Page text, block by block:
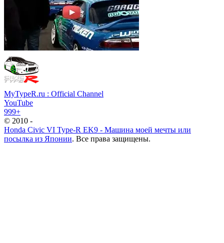
MyTypeR.ru : Official Channel
YouTube
999+
© 2010 -
Honda Civic VI Type-R EK9 - Машина моей мечты или
посылка из Японии. Все права защищены.